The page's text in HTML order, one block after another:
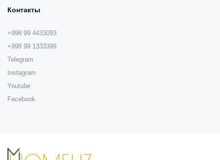
Контакты
+998 99 4433093
+998 99 1333399
Telegram
Instagram
Youtube
Facebook